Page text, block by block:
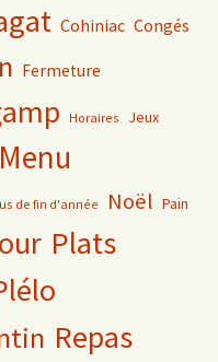
Cohiniac Congés
Fermeture
Horaires Jeux
Menu
de fin d'année Noël Pain
Plats
Repas